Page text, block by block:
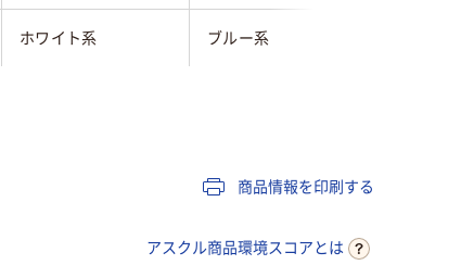
ホワイト系 ブルー系
商品情報を印刷する
アスクル商品環境スコアとは